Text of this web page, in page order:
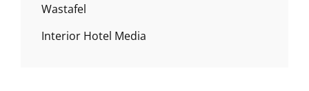
Wastafel
Interior Hotel Media